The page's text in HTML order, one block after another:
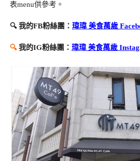
表menu供參考。
🔍 我的FB粉絲團： 瑋瑋 美食萬歲
🔍我的IG粉絲團： 瑋瑋 美食萬歲